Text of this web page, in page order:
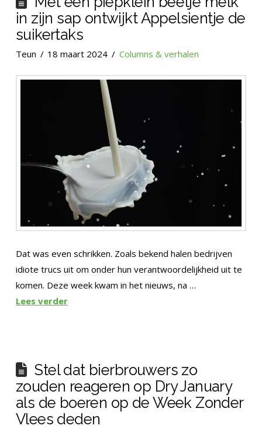
in zijn sap ontwijkt Appelsientje de
suikertaks
Teun 18 maart 2024 Columns & verhalen
Dat was even schrikken. Zoals bekend halen bedrijven
idiote trucs uit om onder hun verantwoordelijkheid uit te
komen. Deze week kwam in het nieuws, na …
Lees verder
Stel dat bierbrouwers zo
zouden reageren op Dry January
als de boeren op de Week Zonder
Vlees deden